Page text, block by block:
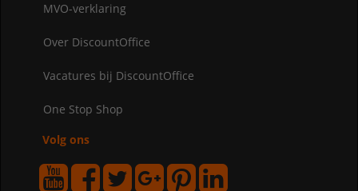
MVO-verklaring
Over DiscountOffice
Vacatures bij DiscountOffice
One Stop Shop
Volg ons